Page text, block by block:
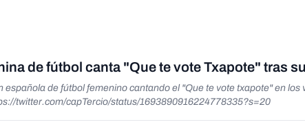
de fútbol canta "Que te vote Txapote" tras
española de fútbol femenino cantando el "Que te vote txapote" en
twitter.com/capTercio/status/1693890916224778335?s=20